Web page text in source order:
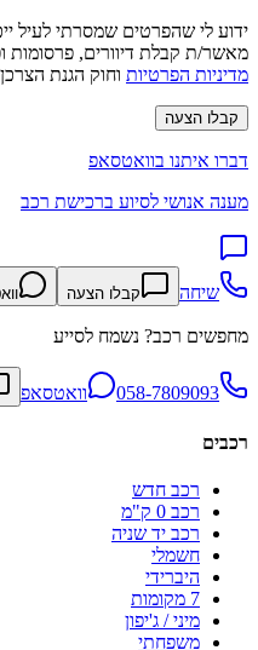
ידוע לי שהפרטים שמסרתי לעיל
מאשר/ת קבלת דיוורים, פרסומות
מדיניות הפרטיות וחוק הגנת הצרכן
קבלו הצעה
דברו איתנו בוואטסאפ
מענה אנושי לסיוע ברכישת רכב
שיחה קבלו הצעה
מחפשים רכב? נשמח לסייע
058-7809093 וואטסאפ
רכבים
רכב חדש
רכב 0 ק"מ
רכב יד שניה
חשמלי
היברידי
7 מקומות
מיני / ג'יפון
משפחתי